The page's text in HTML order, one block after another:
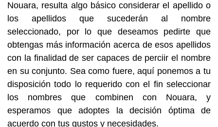
Nouara, resulta algo básico considerar el apellido o
los apellidos que sucederán al nombre
seleccionado, por lo que deseamos pedirte que
obtengas más información acerca de esos apellidos
con la finalidad de ser capaces de perciir el nombre
en su conjunto. Sea como fuere, aquí ponemos a tu
disposición todo lo requerido con el fin seleccionar
los nombres que combinen con Nouara, y
esperamos que adoptes la decisión óptima de
acuerdo con tus gustos y necesidades.